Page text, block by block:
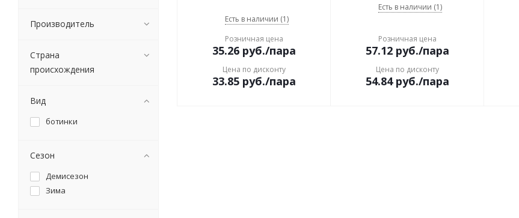
Есть в наличии (1)
Розничная цена
35.26 руб./пара
Цена по дисконту
33.85 руб./пара
Есть в наличии (1)
Розничная цена
57.12 руб./пара
Цена по дисконту
54.84руб./пара
Производитель
Страна
происхождения
Вид
ботинки
Сезон
Демисезон
Зима